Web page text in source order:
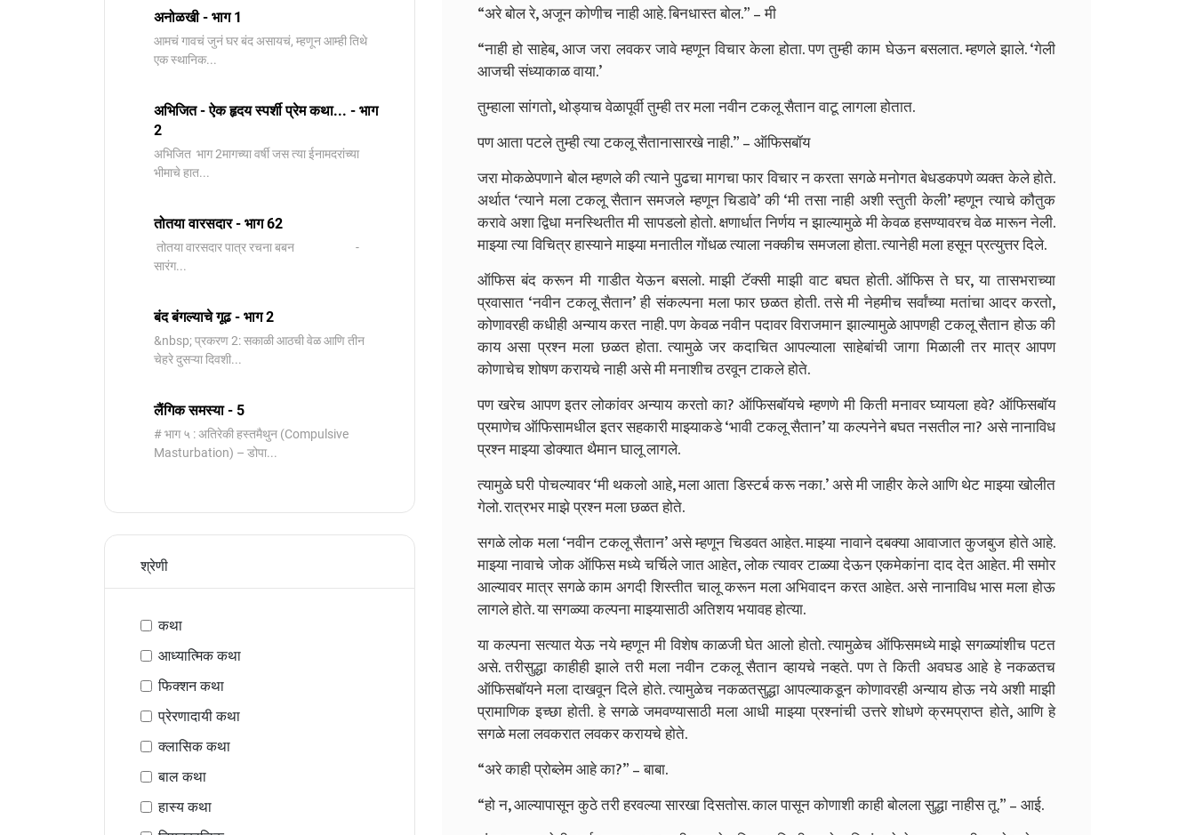
अनोळखी - भाग 1
आमचं गावचं जुनं घर बंद असायचं, म्हणून आम्ही तिथे
एक स्थानिक...
अभिजित - ऐक हृदय स्पर्शी प्रेम कथा... - भाग
2
️अभिजित ️ भाग 2मागच्या वर्षी जस त्या ईनामदरांच्या
भीमाचे हात...
तोतया वारसदार - भाग 62
तोतया वारसदार पात्र रचना बबन -
सारंग...
बंद बंगल्याचे गूढ - भाग 2
&nbsp; प्रकरण 2: सकाळी आठची वेळ आणि तीन
चेहरे दुसऱ्या दिवशी...
लैंगिक समस्या - 5
# भाग ५ : अतिरेकी हस्तमैथुन (Compulsive
Masturbation) – डोपा...
श्रेणी
कथा
आध्यात्मिक कथा
फिक्शन कथा
प्रेरणादायी कथा
क्लासिक कथा
बाल कथा
हास्य कथा
“अरे बोल रे, अजून कोणीच नाही आहे. बिनधास्त बोल.” – मी
“नाही हो साहेब, आज जरा लवकर जावे म्हणून विचार केला होता. पण तुम्ही काम घेऊन बसलात. म्हणले झाले. ‘गेली
आजची संध्याकाळ वाया.’
तुम्हाला सांगतो, थोड्याच वेळापूर्वी तुम्ही तर मला नवीन टकलू सैतान वाटू लागला होतात.
पण आता पटले तुम्ही त्या टकलू सैतानासारखे नाही.” – ऑफिसबॉय
जरा मोकळेपणाने बोल म्हणले की त्याने पुढचा मागचा फार विचार न करता सगळे मनोगत बेधडकपणे व्यक्त केले होते.
अर्थात ‘त्याने मला टकलू सैतान समजले म्हणून चिडावे’ की ‘मी तसा नाही अशी स्तुती केली’ म्हणून त्याचे कौतुक
करावे अशा द्विधा मनस्थितीत मी सापडलो होतो. क्षणार्धात निर्णय न झाल्यामुळे मी केवळ हसण्यावरच वेळ मारून नेली.
मा‍झ्या त्या विचित्र हास्याने मा‍झ्या मनातील गोंधळ त्याला नक्कीच समजला होता. त्यानेही मला हसून प्रत्युत्तर दिले.
ऑफिस बंद करून मी गाडीत येऊन बसलो. माझी टॅक्सी माझी वाट बघत होती. ऑफिस ते घर, या तासभराच्या
प्रवासात ‘नवीन टकलू सैतान’ ही संकल्पना मला फार छळत होती. तसे मी नेहमीच सर्वांच्या मतांचा आदर करतो,
कोणावरही कधीही अन्याय करत नाही. पण केवळ नवीन पदावर विराजमान झाल्यामुळे आपणही टकलू सैतान होऊ की
काय असा प्रश्न मला छळत होता. त्यामुळे जर कदाचित आपल्याला साहेबांची जागा मिळाली तर मात्र आपण
कोणाचेच शोषण करायचे नाही असे मी मनाशीच ठरवून टाकले होते.
पण खरेच आपण इतर लोकांवर अन्याय करतो का? ऑफिसबॉयचे म्हणणे मी किती मनावर घ्यायला हवे? ऑफिसबॉय
प्रमाणेच ऑफिसामधील इतर सहकारी माझ्याकडे ‘भावी टकलू सैतान’ या कल्पनेने बघत नसतील ना? असे नानाविध
प्रश्न मा‍झ्या डोक्यात थैमान घालू लागले.
त्यामुळे घरी पोचल्यावर ‘मी थकलो आहे, मला आता डिस्टर्ब करू नका.’ असे मी जाहीर केले आणि थेट मा‍झ्या खोलीत
गेलो. रात्रभर माझे प्रश्न मला छळत होते.
सगळे लोक मला ‘नवीन टकलू सैतान’ असे म्हणून चिडवत आहेत. मा‍झ्या नावाने दबक्या आवाजात कुजबुज होते आहे.
मा‍झ्या नावाचे जोक ऑफिस मध्ये चर्चिले जात आहेत, लोक त्यावर टाळ्या देऊन एकमेकांना दाद देत आहेत. मी समोर
आल्यावर मात्र सगळे काम अगदी शिस्तीत चालू करून मला अभिवादन करत आहेत. असे नानाविध भास मला होऊ
लागले होते. या सगळ्या कल्पना माझ्यासाठी अतिशय भयावह होत्या.
या कल्पना सत्यात येऊ नये म्हणून मी विशेष काळजी घेत आलो होतो. त्यामुळेच ऑफिसमध्ये माझे सगळ्यांशीच पटत
असे. तरीसुद्धा काहीही झाले तरी मला नवीन टकलू सैतान व्हायचे नव्हते. पण ते किती अवघड आहे हे नकळतच
ऑफिसबॉयने मला दाखवून दिले होते. त्यामुळेच नकळतसुद्धा आपल्याकडून कोणावरही अन्याय होऊ नये अशी माझी
प्रामाणिक इच्छा होती. हे सगळे जमवण्यासाठी मला आधी मा‍झ्या प्रश्नांची उत्तरे शोधणे क्रमप्राप्त होते, आणि हे
सगळे मला लवकरात लवकर करायचे होते.
“अरे काही प्रोब्लेम आहे का?” – बाबा.
“हो न, आल्यापासून कुठे तरी हरवल्या सारखा दिसतोस. काल पासून कोणाशी काही बोलला सुद्धा नाहीस तू.” – आई.